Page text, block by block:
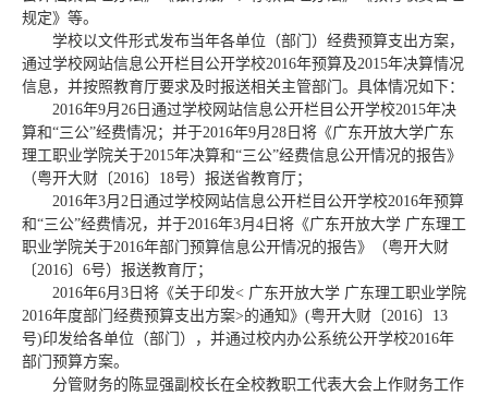
规定》等。
学校以文件形式发布当年各单位（部门）经费预算支出方案，
通过学校网站信息公开栏目公开学校2016年预算及2015年决算情况
信息，并按照教育厅要求及时报送相关主管部门。具体情况如下：
2016年9月26日通过学校网站信息公开栏目公开学校2015年决
算和“三公”经费情况；并于2016年9月28日将《广东开放大学广东
理工职业学院关于2015年决算和“三公”经费信息公开情况的报告》
（粤开大财〔2016〕18号）报送省教育厅；
2016年3月2日通过学校网站信息公开栏目公开学校2016年预算
和“三公”经费情况，并于2016年3月4日将《广东开放大学 广东理工
职业学院关于2016年部门预算信息公开情况的报告》（粤开大财
〔2016〕6号）报送教育厅；
2016年6月3日将《关于印发< 广东开放大学 广东理工职业学院
2016年度部门经费预算支出方案>的通知》(粤开大财〔2016〕13
号)印发给各单位（部门），并通过校内办公系统公开学校2016年
部门预算方案。
分管财务的陈显强副校长在全校教职工代表大会上作财务工作